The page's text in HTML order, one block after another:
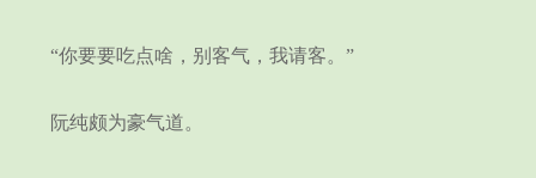
“你要要吃点啥，别客气，我请客。”
阮纯颇为豪气道。